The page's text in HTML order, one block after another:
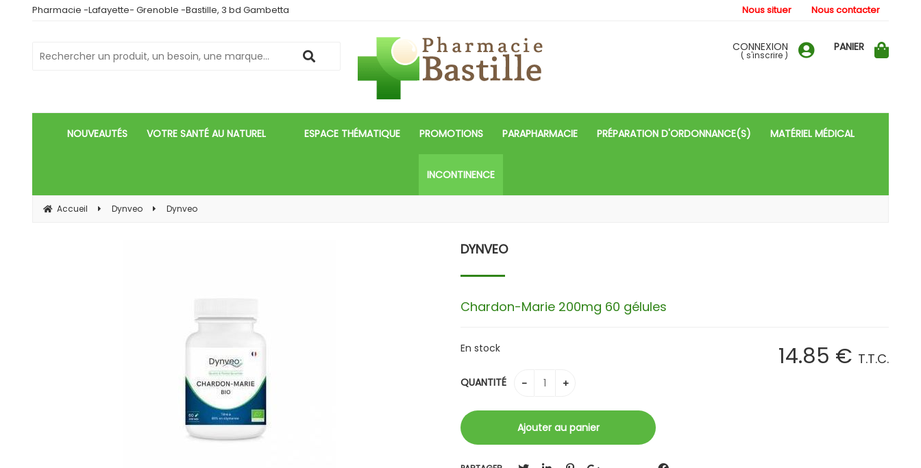
Pharmacie -Lafayette- Grenoble -Bastille, 3 bd Gambetta
CONNEXION
( s'inscrire )
PANIER
NOUVEAUTÉS VOTRE SANTÉ AU NATUREL ESPACE THÉMATIQUE PROMOTIONS PARAPHARMACIE PRÉPARATION D'ORDONNANCE(S) MATÉRIEL MÉDICAL
INCONTINENCE
Accueil Dynveo Dynveo
DYNVEO
Chardon-Marie 200mg 60 gélules
14.85 € T.T.C.
En stock
QUANTITÉ
Nous situer Nous contacter